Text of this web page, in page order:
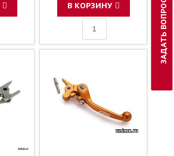
В КОРЗИНУ ЗАДАТЬ ВОПРОС